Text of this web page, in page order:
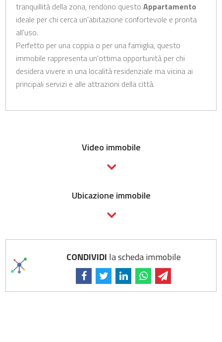
tranquillità della zona, rendono questoAppartamento
ideale per chi cerca un'abitazione confortevole e pronta
all'uso.
Perfetto per una coppia o per una famiglia, questo
immobile rappresenta un'ottima opportunità per chi
desidera vivere in una località residenziale ma vicina ai
principali servizi e alle attrazioni della città.
Video immobile
Ubicazione immobile
CONDIVIDI la scheda immobile